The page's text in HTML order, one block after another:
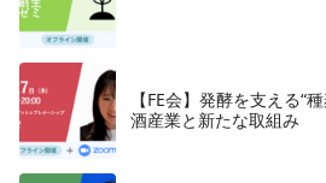
【FE会】発酵を支える“
酒産業と新たな取組み